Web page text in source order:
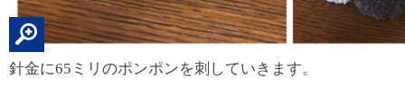
針金に65ミリのポンポンを刺していきます。